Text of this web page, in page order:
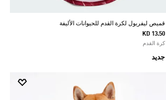
قميص ليفربول لكرة القدم للحيوانات الأليفة
KD 13.50
كرة القدم
جديد